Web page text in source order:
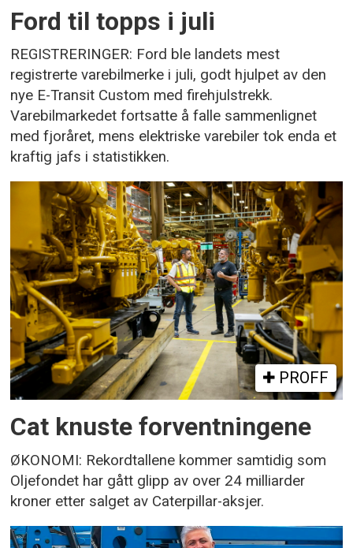
Ford til topps i juli
REGISTRERINGER: Ford ble landets mest
registrerte varebilmerke i juli, godt hjulpet av den
nye E-Transit Custom med firehjulstrekk.
Varebilmarkedet fortsatte å falle sammenlignet
med fjoråret, mens elektriske varebiler tok enda et
kraftig jafs i statistikken.
PROFF
Cat knuste forventningene
ØKONOMI: Rekordtallene kommer samtidig som
Oljefondet har gått glipp av over 24 milliarder
kroner etter salget av Caterpillar-aksjer.